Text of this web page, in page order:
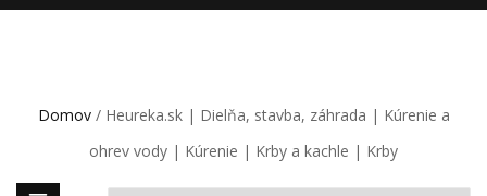
Domov/ Heureka.sk | Dielňa, stavba, záhrada | Kúrenie a
ohrev vody | Kúrenie | Krby a kachle | Krby